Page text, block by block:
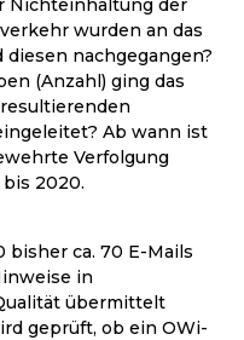
wurden an das
diesen nachgegangen?
(Anzahl) ging das
Ab wann ist
Verfolgung
2020.
bisher ca. 70 E-Mails
in
übermittelt
geprüft, ob ein OWi-